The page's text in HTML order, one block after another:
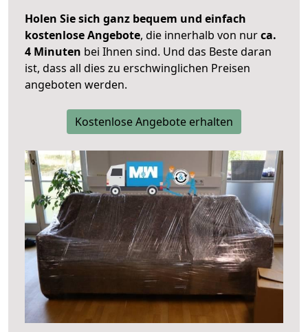
Holen Sie sich ganz bequem und einfach
kostenlose Angebote, die innerhalb von nurca.
4 Minuten bei Ihnen sind. Und das Beste daran
ist, dass all dies zu erschwinglichen Preisen
angeboten werden.
Kostenlose Angebote erhalten